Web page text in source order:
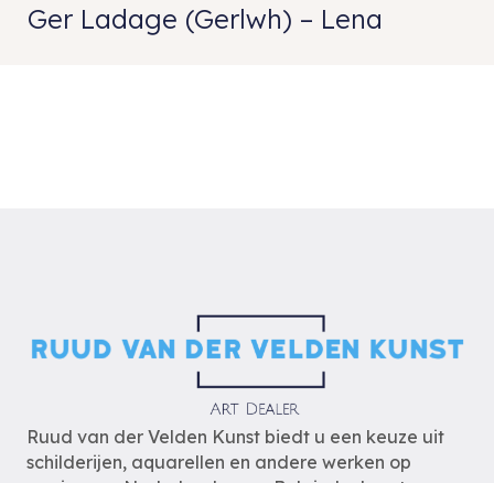
Ger Ladage (Gerlwh) – Lena
Ruud van der Velden Kunst biedt u een keuze uit
schilderijen, aquarellen en andere werken op